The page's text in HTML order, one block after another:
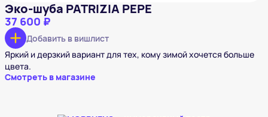
Эко-шуба PATRIZIA PEPE
37 600 ₽
Добавить в вишлист
Яркий и дерзкий вариант для тех, кому зимой хочется больше
цвета.
Смотреть в магазине